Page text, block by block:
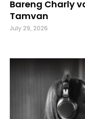
Bareng Charly
Tamvan
July 29, 2026